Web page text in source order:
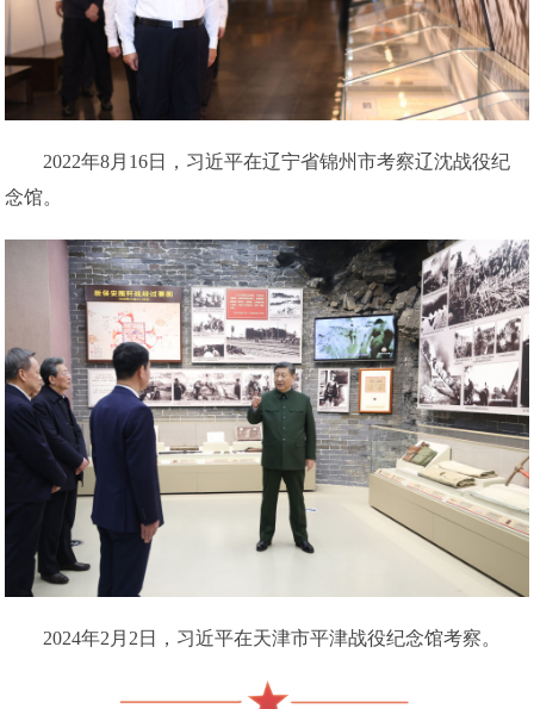
2022年8月16日，习近平在辽宁省锦州市考察辽沈战役纪
念馆。
2024年2月2日，习近平在天津市平津战役纪念馆考察。